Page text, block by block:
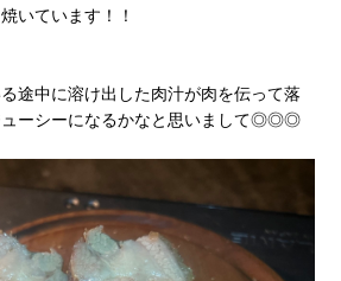
いています！！
途中に溶け出した肉汁が肉を伝って落
ューシーになるかなと思いまして◎◎◎